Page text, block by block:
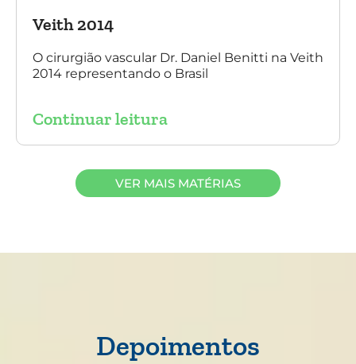
Veith 2014
O cirurgião vascular Dr. Daniel Benitti na Veith
2014 representando o Brasil
Continuar leitura
VER MAIS MATÉRIAS
Depoimentos